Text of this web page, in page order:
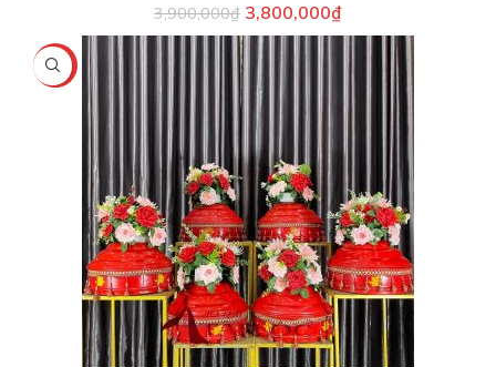
3,900,000₫ 3,800,000₫
-12%